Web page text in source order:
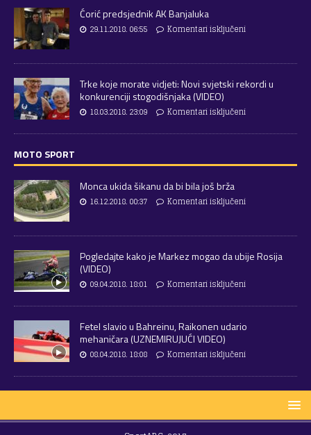
Ćorić predsjednik AK Banjaluka
29.11.2018. 06:55 Komentari isključeni
Trke koje morate vidjeti: Novi svjetski rekordi u
konkurenciji stogodišnjaka (VIDEO)
18.03.2018. 23:09 Komentari isključeni
MOTO SPORT
Monca ukida šikanu da bi bila još brža
16.12.2018. 00:37 Komentari isključeni
Pogledajte kako je Markez mogao da ubije Rosija
(VIDEO)
09.04.2018. 18:01 Komentari isključeni
Fetel slavio u Bahreinu, Raikonen udario
mehaničara (UZNEMIRUJUĆI VIDEO)
08.04.2018. 18:08 Komentari isključeni